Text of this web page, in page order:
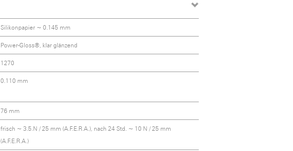
Silikonpapier ~ 0.145 mm
Power-Gloss®, klar glänzend
1270
0.110 mm
76 mm
frisch ~ 3.5.N / 25 mm (A.F.E.R.A.), nach 24 Std. ~ 10 N / 25 mm
(A.F.E.R.A.)